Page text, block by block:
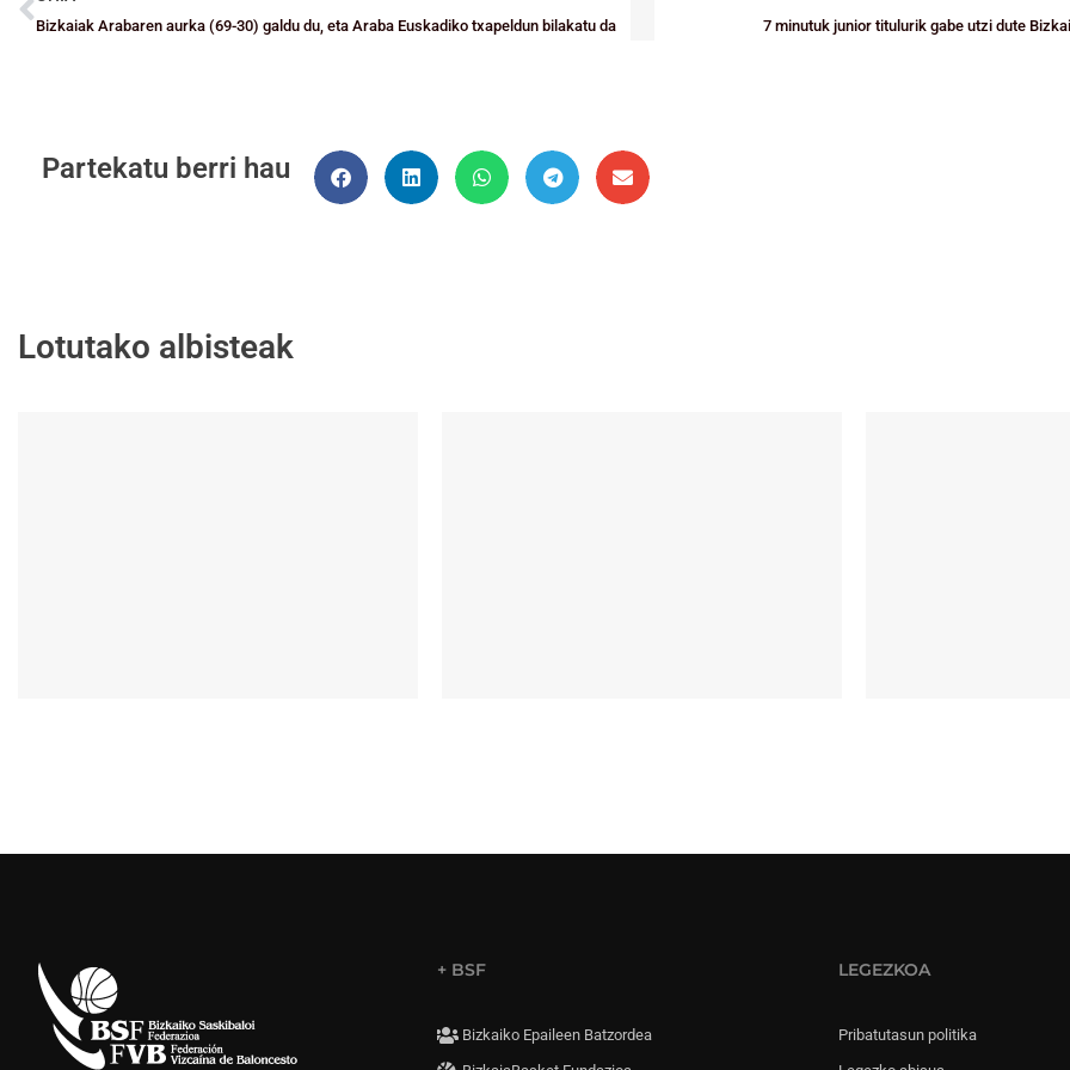
Bizkaiak Arabaren aurka (69-30) galdu du, eta Araba Euskadiko txapeldun bilakatu da 7 minutuk junior titulurik gabe utzi dute
Partekatu berri hau
Lotutako albisteak
+ BSF
Bizkaiko Epaileen Batzordea
LEGEZKOA
Pribatutasun politika